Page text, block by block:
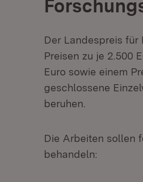
Der Landespreis für
Preisen zu je 2.500
Euro sowie einem
geschlossene
beruhen.
Die Arbeiten sollen
behandeln: